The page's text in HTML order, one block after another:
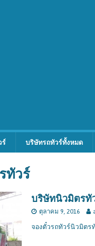
ร์ บริษัทรถทัวร์ทั้งหมด
ทัวร์
บริษัทนิวมิตรทั
ตุลาคม 9, 2016
จองตั๋วรถทัวร์นิวมิตร